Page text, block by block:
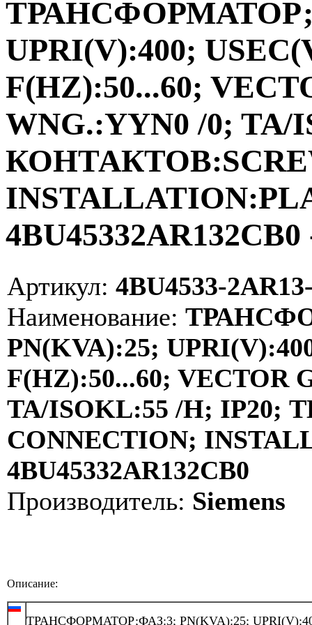
UPRI(V):400;
F(HZ):50...60;
WNG.:YYN0 /0;
Артикул: 4BU4533-
Наименование:
PN(KVA):25;
F(HZ):50...60; VECTOR
TA/ISOKL:55 /H;
CONNECTION;
4BU45332AR132CB0
Производитель: Siemens
Описание:
ТРАНСФОРМАТОР;ФАЗ:3; PN(KVA):25;